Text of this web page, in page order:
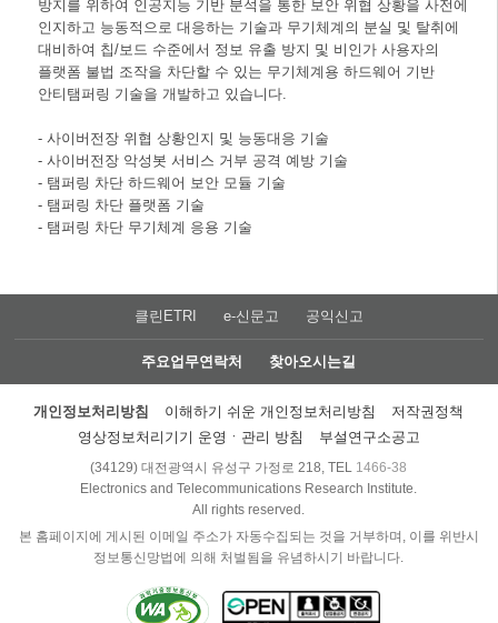
방지를 위하여 인공지능 기반 분석을 통한 보안 위협 상황을 사전에
인지하고 능동적으로 대응하는 기술과 무기체계의 분실 및 탈취에
대비하여 칩/보드 수준에서 정보 유출 방지 및 비인가 사용자의
플랫폼 불법 조작을 차단할 수 있는 무기체계용 하드웨어 기반
안티탬퍼링 기술을 개발하고 있습니다.
- 사이버전장 위협 상황인지 및 능동대응 기술
- 사이버전장 악성봇 서비스 거부 공격 예방 기술
- 탬퍼링 차단 하드웨어 보안 모듈 기술
- 탬퍼링 차단 플랫폼 기술
- 탬퍼링 차단 무기체계 응용 기술
클린ETRI e-신문고 공익신고
주요업무연락처 찾아오시는길
개인정보처리방침 이해하기 쉬운 개인정보처리방침
저작권정책
영상정보처리기기 운영ㆍ관리 방침
부설연구소공고
(34129) 대전광역시 유성구 가정로 218, TEL 1466-38
Electronics and Telecommunications Research Institute.
All rights reserved.
본 홈페이지에 게시된 이메일 주소가 자동수집되는 것을 거부하며, 이를 위반시
정보통신망법에 의해 처벌됨을 유념하시기 바랍니다.